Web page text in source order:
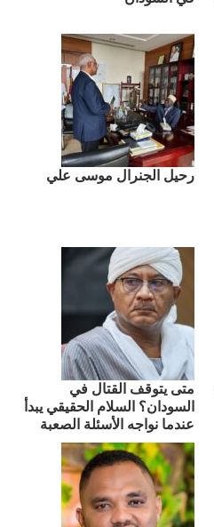
رحيل الجنرال موسى علي
متى يتوقف القتال في
السودان؟ السلام الحقيقي يبدأ
عندما نواجه الأسئلة الصعبة